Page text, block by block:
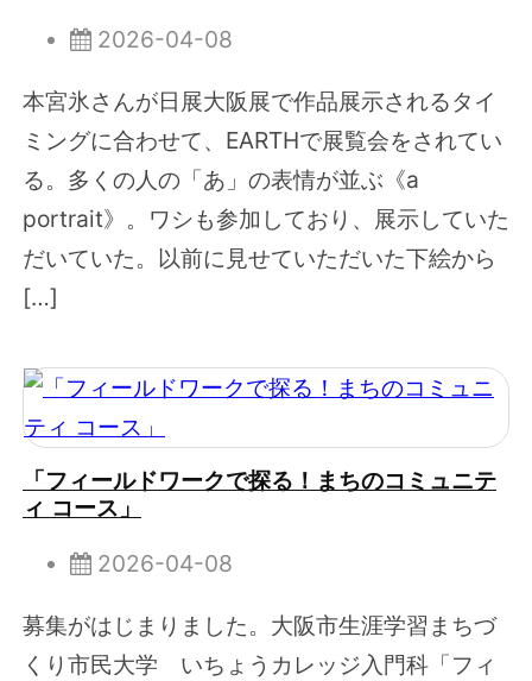
2026-04-08
本宮氷さんが日展大阪展で作品展示されるタイ
ミングに合わせて、EARTHで展覧会をされてい
る。多くの人の「あ」の表情が並ぶ《a
portrait》。ワシも参加しており、展示していた
だいていた。以前に見せていただいた下絵から
[…]
「フィールドワークで探る！まちのコミュニテ
ィ コース」
2026-04-08
募集がはじまりました。大阪市生涯学習まちづ
くり市民大学 いちょうカレッジ入門科「フィ